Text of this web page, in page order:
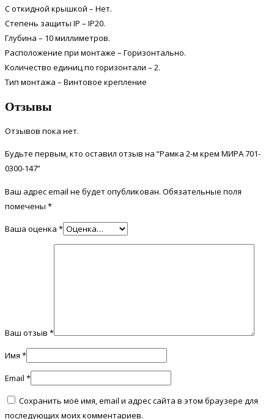
С откидной крышкой – Нет.
Степень защиты IP – IP20.
Глубина – 10 миллиметров.
Расположение при монтаже – Горизонтально.
Количество единиц по горизонтали – 2.
Тип монтажа – Винтовое крепление
Отзывы
Отзывов пока нет.
Будьте первым, кто оставил отзыв на “Рамка 2-м крем МИРА 701-
0300-147”
Ваш адрес email не будет опубликован. Обязательные поля
помечены *
Ваша оценка *
Ваш отзыв *
Имя *
Email *
Сохранить моё имя, email и адрес сайта в этом браузере для
последующих моих комментариев.